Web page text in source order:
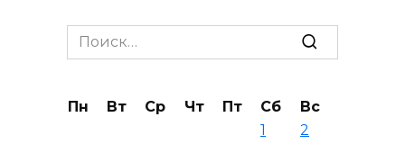
Search
for:
Пн Вт Ср Чт Пт Сб
Вс
1
2